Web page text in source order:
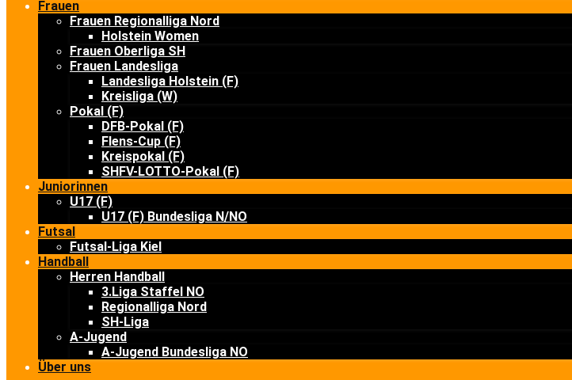
Frauen
Frauen Regionalliga Nord
Holstein Women
Frauen Oberliga SH
Frauen Landesliga
Landesliga Holstein (F)
Kreisliga (W)
Pokal (F)
DFB-Pokal (F)
Flens-Cup (F)
Kreispokal (F)
SHFV-LOTTO-Pokal (F)
Juniorinnen
U17 (F)
U17 (F) Bundesliga N/NO
Futsal
Futsal-Liga Kiel
Handball
Herren Handball
3.Liga Staffel NO
Regionalliga Nord
SH-Liga
A-Jugend
A-Jugend Bundesliga NO
Über uns